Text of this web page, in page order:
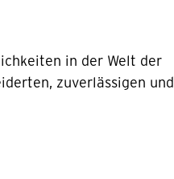
in der Welt der
zuverlässigen und